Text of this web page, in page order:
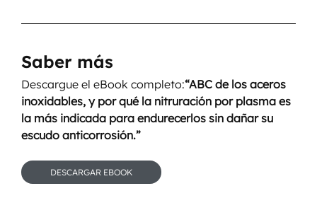
Saber más
Descargue el eBook completo:“ABC de los aceros
inoxidables, y por qué la nitruración por plasma es
la más indicada para endurecerlos sin dañar su
escudo anticorrosión.”
DESCARGAR EBOOK